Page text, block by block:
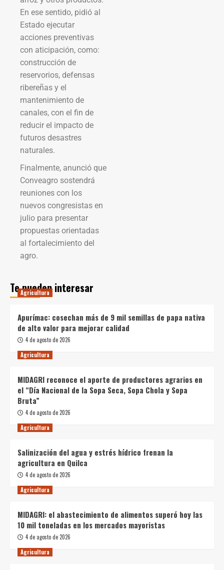
En ese sentido, pidió al
Estado ejecutar
acciones preventivas
con aticipación, como:
construcción de
reservorios, defensas
ribereñas y el
mantenimiento de
canales, con el fin de
reducir el impacto de
futuros desastres
naturales.
Finalmente, anunció que
Conveagro sostendrá
reuniones con los
nuevos congresistas en
julio para presentar
propuestas orientadas
al fortalecimiento del
agro.
Te pueden interesar
Agricultura
Apurímac: cosechan más de 9 mil semillas de papa nativa
de alto valor para mejorar calidad
4 de agosto de 2026
Agricultura
MIDAGRI reconoce el aporte de productores agrarios en
el “Día Nacional de la Sopa Seca, Sopa Chola y Sopa
Bruta”
4 de agosto de 2026
Agricultura
Salinización del agua y estrés hídrico frenan la
agricultura en Quilca
4 de agosto de 2026
Agricultura
MIDAGRI: el abastecimiento de alimentos superó hoy las
10 mil toneladas en los mercados mayoristas
4 de agosto de 2026
Agricultura